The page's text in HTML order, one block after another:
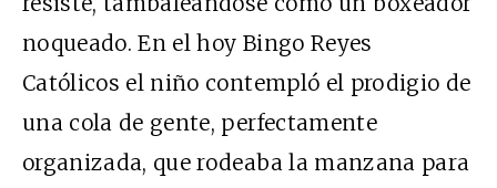
noqueado. En el hoy Bingo Reyes
Católicos el niño contempló el prodigio de
una cola de gente, perfectamente
organizada, que rodeaba la manzana para